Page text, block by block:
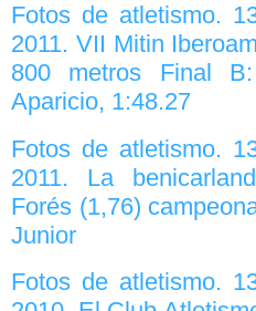
Fotos de atletismo.
2011. VII Mitin
800 metros Final
Aparicio, 1:48.27
Fotos de atletismo.
2011. La
Forés (1,76)
Junior
Fotos de atletismo.